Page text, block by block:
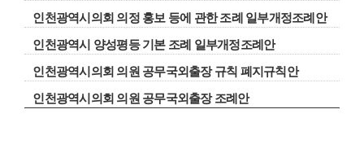
인천광역시의회 의정 홍보 등에 관한 조례 일부개정조례안
인천광역시 양성평등 기본 조례 일부개정조례안
인천광역시의회 의원 공무국외출장 규칙 폐지규칙안
인천광역시의회 의원 공무국외출장 조례안